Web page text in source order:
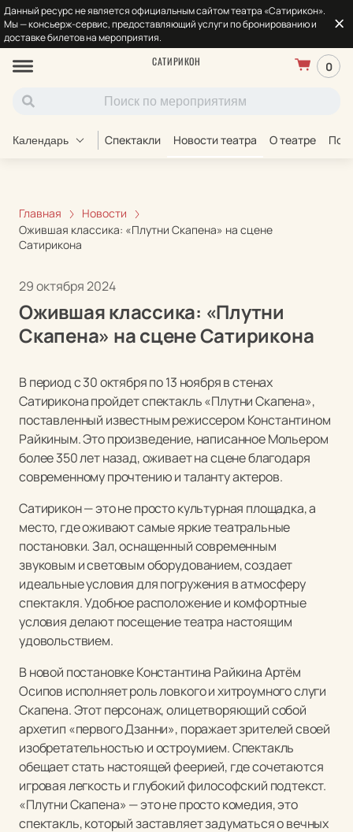
Данный ресурс не является официальным сайтом театра «Сатирикон».
Мы — консьерж-сервис, предоставляющий услуги по бронированию и
доставке билетов на мероприятия.
САТИРИКОН
0
Календарь Спектакли Новости театра О театре
Главная
Новости
Ожившая классика: «Плутни Скапена» на сцене
Сатирикона
29 октября 2024
Ожившая классика: «Плутни
Скапена» на сцене Сатирикона
В период с 30 октября по 13 ноября в стенах
Сатирикона пройдет спектакль «Плутни Скапена»,
поставленный известным режиссером Константином
Райкиным. Это произведение, написанное Мольером
более 350 лет назад, оживает на сцене благодаря
современному прочтению и таланту актеров.
Сатирикон — это не просто культурная площадка, а
место, где оживают самые яркие театральные
постановки. Зал, оснащенный современным
звуковым и световым оборудованием, создает
идеальные условия для погружения в атмосферу
спектакля. Удобное расположение и комфортные
условия делают посещение театра настоящим
удовольствием.
В новой постановке Константина Райкина Артём
Осипов исполняет роль ловкого и хитроумного слуги
Скапена. Этот персонаж, олицетворяющий собой
архетип «первого Дзанни», поражает зрителей своей
изобретательностью и остроумием. Спектакль
обещает стать настоящей феерией, где сочетаются
игровая легкость и глубокий философский подтекст.
«Плутни Скапена» — это не просто комедия, это
спектакль, который заставляет задуматься о вечных